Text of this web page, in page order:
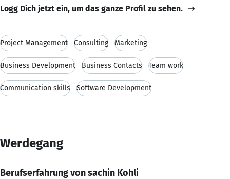
Logg Dich jetzt ein, um das ganze Profil zu sehen.
Project Management Consulting Marketing
Business Development Business Contacts Team work
Communication skills Software Development
Werdegang
Berufserfahrung von sachin Kohli